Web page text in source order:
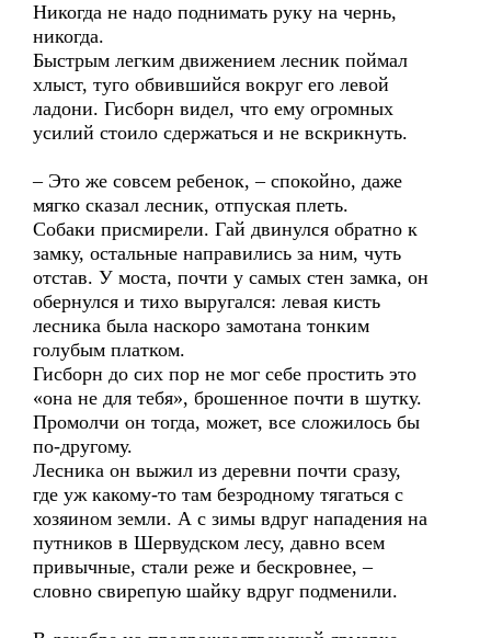
Никогда не надо поднимать руку на чернь,
никогда.
Быстрым легким движением лесник поймал
хлыст, туго обвившийся вокруг его левой
ладони. Гисборн видел, что ему огромных
усилий стоило сдержаться и не вскрикнуть.
– Это же совсем ребенок, – спокойно, даже
мягко сказал лесник, отпуская плеть.
Собаки присмирели. Гай двинулся обратно к
замку, остальные направились за ним, чуть
отстав. У моста, почти у самых стен замка, он
обернулся и тихо выругался: левая кисть
лесника была наскоро замотана тонким
голубым платком.
Гисборн до сих пор не мог себе простить это
«она не для тебя», брошенное почти в шутку.
Промолчи он тогда, может, все сложилось бы
по-другому.
Лесника он выжил из деревни почти сразу,
где уж какому-то там безродному тягаться с
хозяином земли. А с зимы вдруг нападения на
путников в Шервудском лесу, давно всем
привычные, стали реже и бескровнее, –
словно свирепую шайку вдруг подменили.